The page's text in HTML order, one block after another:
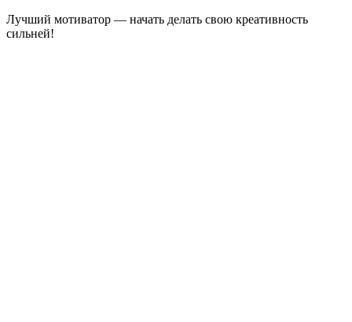
Лучший мотиватор — начать делать свою креативность
сильней!